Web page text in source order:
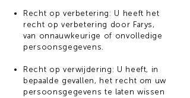
Recht op verbetering: U heeft het
recht op verbetering door Farys,
van onnauwkeurige of onvolledige
persoonsgegevens.
Recht op verwijdering: U heeft, in
bepaalde gevallen, het recht om uw
persoonsgegevens te laten wissen